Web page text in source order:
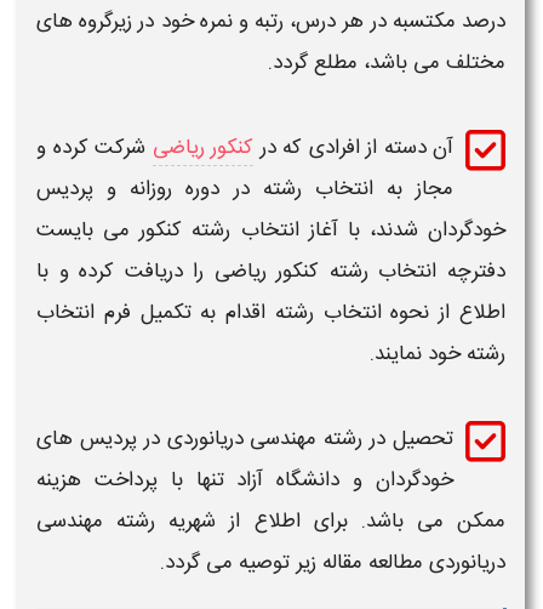
درصد مکتسبه در هر درس، رتبه و نمره خود در زیرگروه های
مختلف می باشد، مطلع گردد.
آن دسته از افرادی که در کنکور ریاضی شرکت کرده و
مجاز بهانتخاب رشتهدر دوره روزانه و پردیس
خودگردان شدند، با آغازانتخاب رشته کنکور می بایست
دفترچه انتخاب رشته کنکور ریاضی را دریافت کرده و با
اطلاع از نحوهانتخاب رشته اقدام به تکمیل فرم انتخاب
رشتهخود نمایند.
تحصیل در رشته مهندسی دریانوردی ​در پردیس های
خودگردان و دانشگاه آزاد تنها با پرداخت هزینه
ممکن می باشد. برای اطلاع از شهریه رشته مهندسی
دریانوردی ​ مطالعه مقاله زیر توصیه می گردد.